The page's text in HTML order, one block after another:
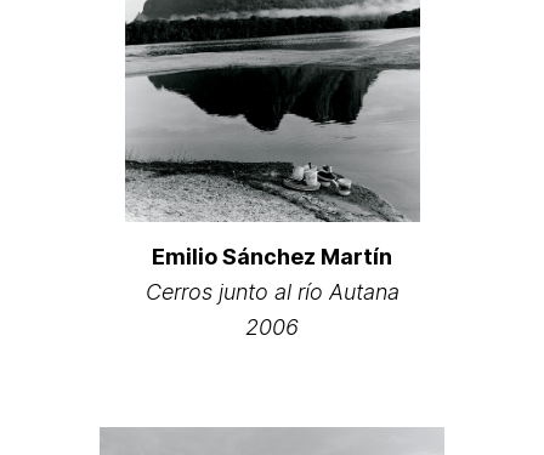
Emilio Sánchez Martín
Cerros junto al río Autana
2006